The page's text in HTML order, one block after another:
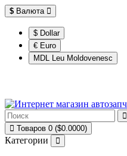
$ Валюта
$ Dollar
€ Euro
MDL Leu Moldovenesc
Товаров 0 ($0.0000)
Категории